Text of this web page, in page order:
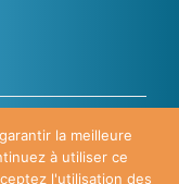
la meilleure
à utiliser ce
l'utilisation des